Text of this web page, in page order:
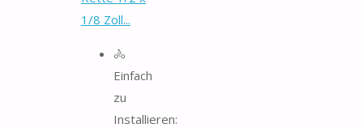
1/8 Zoll...
🚴
Einfach
zu
Installieren: